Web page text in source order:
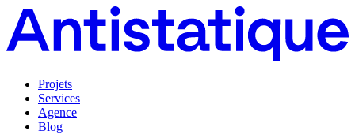
Projets
Services
Agence
Blog